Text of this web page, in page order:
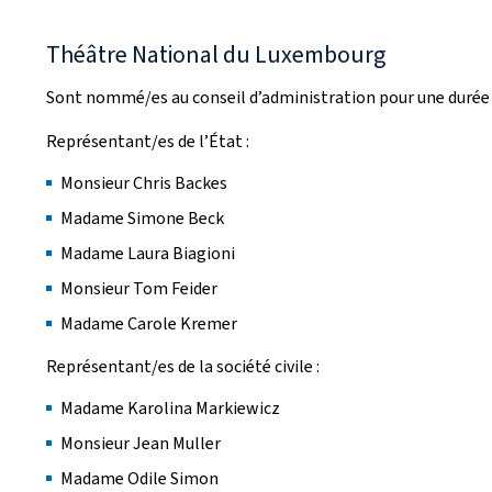
Théâtre National du Luxembourg
Sont nommé/es au conseil d’administration pour une durée
Représentant/es de l’État :
Monsieur Chris Backes
Madame Simone Beck
Madame Laura Biagioni
Monsieur Tom Feider
Madame Carole Kremer
Représentant/es de la société civile :
Madame Karolina Markiewicz
Monsieur Jean Muller
Madame Odile Simon